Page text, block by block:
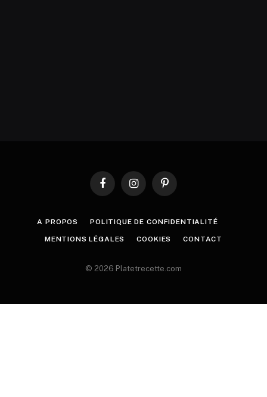
FacebookInstagramPinterest
A PROPOS POLITIQUE DE CONFIDENTIALITÉ
MENTIONS LÉGALES COOKIES CONTACT
© 2026 Platetrecette.com